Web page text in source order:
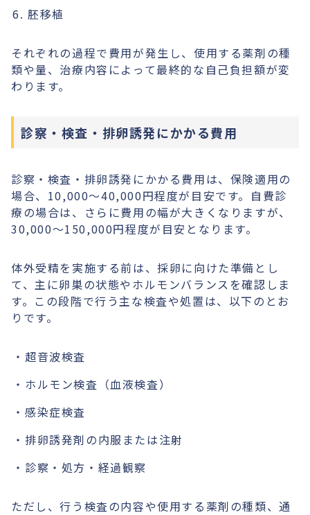
胚移植
それぞれの過程で費用が発生し、使用する薬剤の種
類や量、治療内容によって最終的な自己負担額が変
わります。
診察・検査・排卵誘発にかかる費用
診察・検査・排卵誘発にかかる費用は、保険適用の
場合、10,000〜40,000円程度が目安です。自費診
療の場合は、さらに費用の幅が大きくなりますが、
30,000〜150,000円程度が目安となります。
体外受精を実施する前は、採卵に向けた準備とし
て、主に卵巣の状態やホルモンバランスを確認しま
す。この段階で行う主な検査や処置は、以下のとお
りです。
超音波検査
ホルモン検査（血液検査）
感染症検査
排卵誘発剤の内服または注射
診察・処方・経過観察
ただし、行う検査の内容や使用する薬剤の種類、通